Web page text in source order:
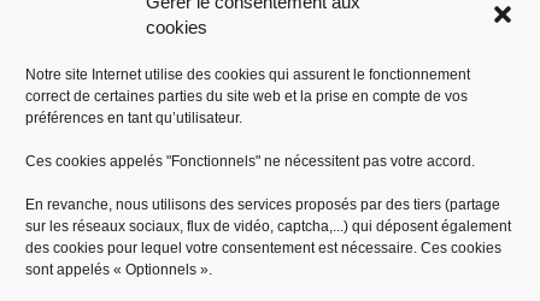
cookies
Notre site Internet utilise des cookies qui assurent le fonctionnement
correct de certaines parties du site web et la prise en compte de vos
préférences en tant qu’utilisateur.
Ces cookies appelés "Fonctionnels" ne nécessitent pas votre accord.
En revanche, nous utilisons des services proposés par des tiers (partage
sur les réseaux sociaux, flux de vidéo, captcha,...) qui déposent également
des cookies pour lequel votre consentement est nécessaire. Ces cookies
sont appelés « Optionnels ».
Politique de cookies (UE)
RÉGION SUD